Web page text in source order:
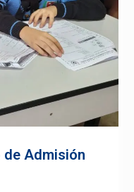
de Admisión